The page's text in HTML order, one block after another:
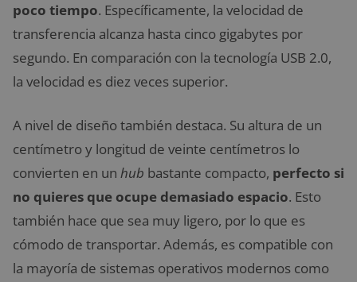
poco tiempo. Específicamente, la velocidad de
transferencia alcanza hasta cinco gigabytes por
segundo. En comparación con la tecnología USB 2.0,
la velocidad es diez veces superior.
A nivel de diseño también destaca. Su altura de un
centímetro y longitud de veinte centímetros lo
convierten en un hub bastante compacto, perfecto si
no quieres que ocupe demasiado espacio. Esto
también hace que sea muy ligero, por lo que es
cómodo de transportar. Además, es compatible con
la mayoría de sistemas operativos modernos como